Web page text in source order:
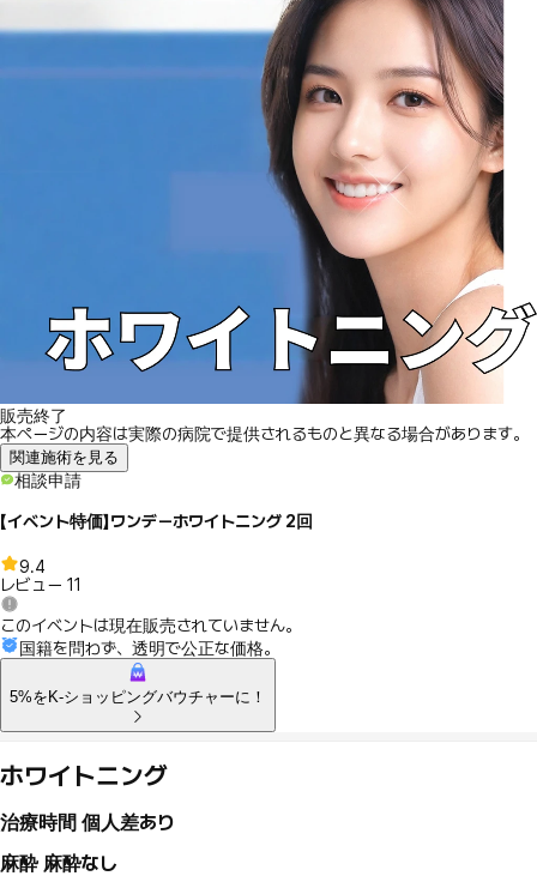
販売終了
本ページの内容は実際の病院で提供されるものと異なる場合があります。
関連施術を見る
相談申請
【イベント特価】ワンデーホワイトニング 2回
9.4
レビュー 11
このイベントは現在販売されていません。
国籍を問わず、透明で公正な価格。
5%をK-ショッピングバウチャーに！
ホワイトニング
治療時間 個人差あり
麻酔 麻酔なし